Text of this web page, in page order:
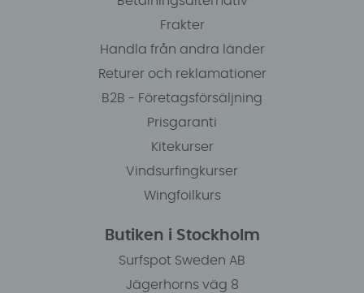
Frakter
Handla från andra länder
Returer och reklamationer
B2B - Företagsförsäljning
Prisgaranti
Kitekurser
Vindsurfingkurser
Wingfoilkurs
Butiken i Stockholm
Surfspot Sweden AB
Jägerhorns väg 8